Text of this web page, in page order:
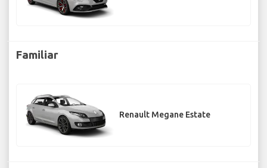
Familiar
Renault Megane Estate